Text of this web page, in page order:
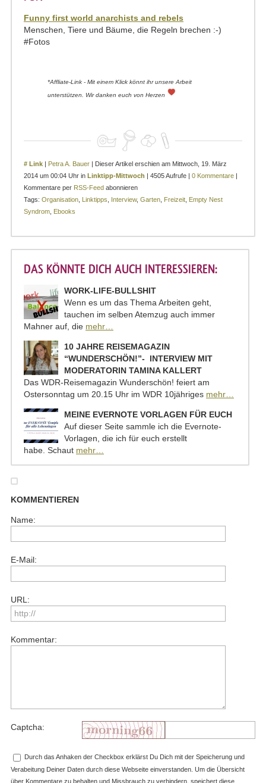
Funny first world anarchists and rebels
Menschen, Tiere und Bäume, die Regeln brechen :-)
#Fotos
*Affliate-Link - Mit einem Klick könnt ihr unsere Arbeit
unterstützen. Wir danken euch von Herzen
# Link | Petra A. Bauer | Dieser Artikel erschien am Mittwoch, 19. März
2014 um 00:04 Uhr in Linktipp-Mittwoch | 4505 Aufrufe | 0 Kommentare |
Kommentare per RSS-Feed abonnieren
Tags: Organisation Linktipps Interview, Garten Freizeit Empty Nest
Syndrom Ebooks
DAS KÖNNTE DICH AUCH INTERESSIEREN:
WORK-LIFE-BULLSHIT
Wenn es um das Thema Arbeiten geht,
tauchen im selben Atemzug auch immer
Mahner auf, die mehr…
10 JAHRE REISEMAGAZIN
“WUNDERSCHÖN!”- INTERVIEW MIT
MODERATORIN TAMINA KALLERT
Das WDR-Reisemagazin Wunderschön! feiert am
Ostersonntag um 20.15 Uhr im WDR 10jähriges mehr…
MEINE EVERNOTE VORLAGEN FÜR EUCH
Auf dieser Seite sammle ich die Evernote-
Vorlagen, die ich für euch erstellt
habe. Schaut mehr…
KOMMENTIEREN
Name:
E-Mail:
URL:
Kommentar:
Captcha:
Durch das Anhaken der Checkbox erklärst Du Dich mit der Speicherung und
Verabeitung Deiner Daten durch diese Webseite einverstanden. Um die Übersicht
über Kommentare zu behalten und Missbrauch zu verhindern, speichert diese